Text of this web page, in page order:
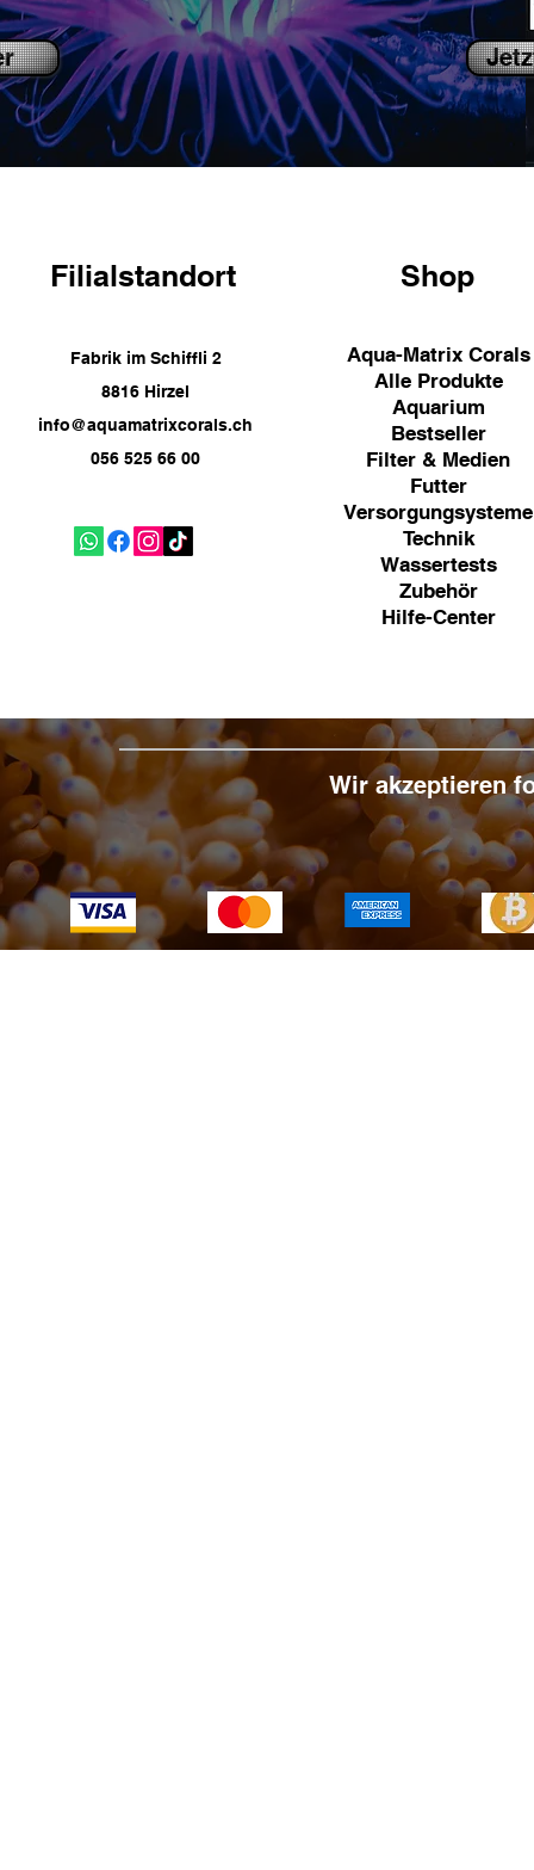
Filialstandort
Fabrik im Schiffli 2
8816 Hirzel
info@aquamatrixcorals.ch
056 525 66 00
Shop
Aqua-Matrix Corals
Alle Produkte
Aquarium
Bestseller
Filter & Medien
Futter
Versorgungsysteme
Technik
Wassertests
Zubehör
Hilfe-Center
Wir akzeptieren